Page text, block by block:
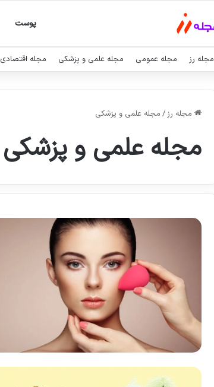
پوست
مجله رز مجله عمومی مجله علمی و پزشکی مجله اقتصادی
مجله رز/ مجله علمی و پزشکی
مجله علمی و پزشکی